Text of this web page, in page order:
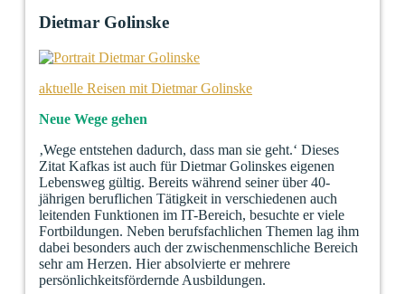
Dietmar Golinske
aktuelle Reisen mit Dietmar Golinske
Neue Wege gehen
‚Wege entstehen dadurch, dass man sie geht.‘ Dieses
Zitat Kafkas ist auch für Dietmar Golinskes eigenen
Lebensweg gültig. Bereits während seiner über 40-
jährigen beruflichen Tätigkeit in verschiedenen auch
leitenden Funktionen im IT-Bereich, besuchte er viele
Fortbildungen. Neben berufsfachlichen Themen lag ihm
dabei besonders auch der zwischenmenschliche Bereich
sehr am Herzen. Hier absolvierte er mehrere
persönlichkeitsfördernde Ausbildungen.